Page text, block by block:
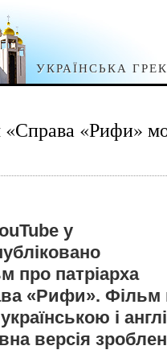
УКРАЇНСЬКА
«Рифи»
у
про патріарха
«Рифи». Фільм
і
версія